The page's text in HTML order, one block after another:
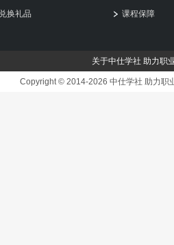
兑换礼品
课程保障
关于中仕学社 助力职
Copyright © 2014-2026 中仕学社 助力职